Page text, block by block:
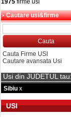
1975 firme usi
Cautare usi&firme
Cauta Firme USI
Cautare avansata Usi
Usi din JUDETUL tau:
Sibiu x
USI